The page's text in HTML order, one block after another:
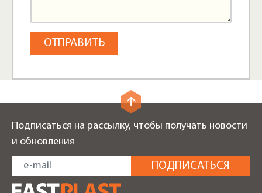
Подписаться на рассылку, чтобы получать новости
и обновления